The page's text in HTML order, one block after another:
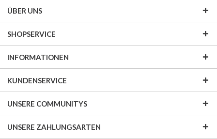
ÜBER UNS
SHOPSERVICE
INFORMATIONEN
KUNDENSERVICE
UNSERE COMMUNITYS
UNSERE ZAHLUNGSARTEN